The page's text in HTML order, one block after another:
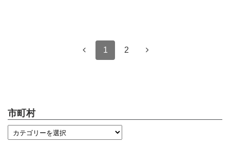
1 2
市町村